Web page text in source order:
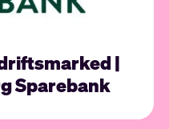
|
Sparebank